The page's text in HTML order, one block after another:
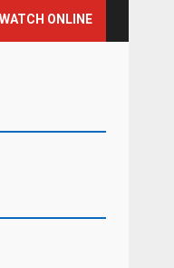
WATCH ONLINE